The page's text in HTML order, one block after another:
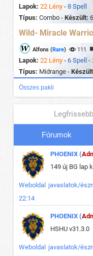
Lapok: 22 Lény - 8 Spell
Típus: Combo - Készült:
Wild- Miracle
Alfons (Rare) 111
Lapok: 22 Lény - 6 Spell -
Típus: Midrange -
Összes pakli
Fórumok
PHOENIX (
Weboldal javaslatok/
22:14
PHOENIX (
HSHU v31.3.0
Weboldal javaslatok/